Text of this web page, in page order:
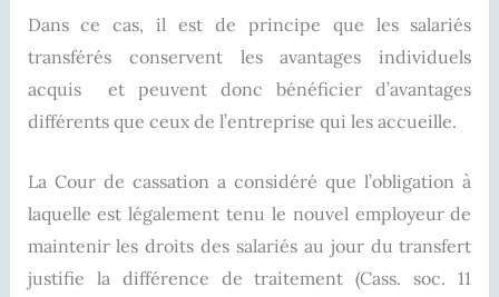
Dans ce cas, il est de principe que les salariés
transférés conservent les avantages individuels
acquis et peuvent donc bénéficier d’avantages
différents que ceux de l’entreprise qui les accueille.
La Cour de cassation a considéré que l’obligation à
laquelle est légalement tenu le nouvel employeur de
maintenir les droits des salariés au jour du transfert
justifie la différence de traitement (Cass. soc. 11